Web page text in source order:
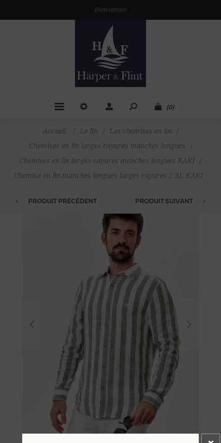
Bienvenue!
(0)
Accueil / Le lin / Les chemises en lin
/
Chemises en lin larges rayures manches longues
/
Chemises en lin larges rayures manches longues KAKI
/
Chemise en lin manches longues larges rayures 2 XL KAKI
PRODUIT PRÉCÉDENT PRODUIT SUIVANT